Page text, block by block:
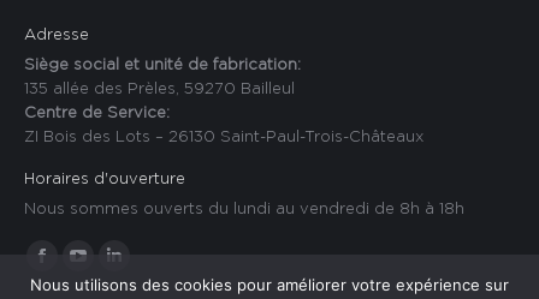
Adresse
Siège social et unité de fabrication:
135 allée des Prèles, 59270 Bailleul
Centre de Service:
ZI Bois des Lots – 26130 Saint-Paul-Trois-Châteaux
Horaires d'ouverture
Nous sommes ouverts du lundi au vendredi de 8h à 18h
Trouvez nous sur :
Nous utilisons des cookies pour améliorer votre expérience sur